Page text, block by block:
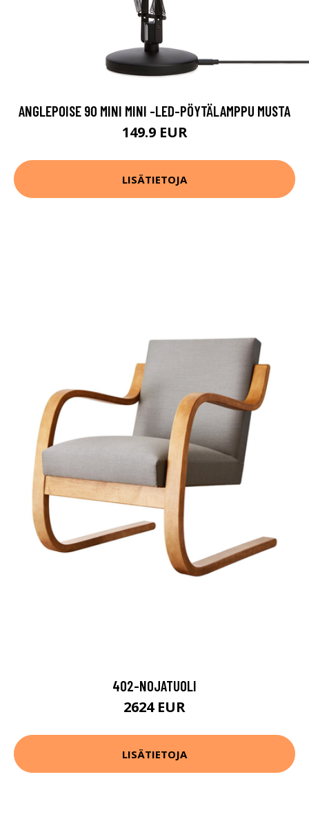
ANGLEPOISE 90 MINI MINI -LED-PÖYTÄLAMPPU MUSTA
149.9 EUR
LISÄTIETOJA
402-NOJATUOLI
2624 EUR
LISÄTIETOJA